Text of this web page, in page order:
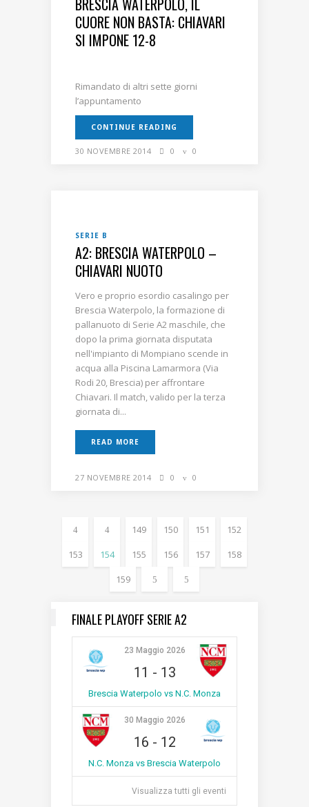
CUORE NON BASTA: CHIAVARI
SI IMPONE 12-8
Rimandato di altri sette giorni
l’appuntamento
CONTINUE READING
30 NOVEMBRE 2014 0 0
SERIE B
A2: BRESCIA WATERPOLO –
CHIAVARI NUOTO
Vero e proprio esordio casalingo per
Brescia Waterpolo, la formazione di
pallanuoto di Serie A2 maschile, che
dopo la prima giornata disputata
nell'impianto di Mompiano scende in
acqua alla Piscina Lamarmora (Via
Rodi 20, Brescia) per affrontare
Chiavari. Il match, valido per la terza
giornata di...
READ MORE
27 NOVEMBRE 2014 0 0
149 150 151
152
153
154 155 156 157
158
159
FINALE PLAYOFF SERIE A2
23 Maggio 2026
11 - 13
Brescia Waterpolo vs N.C. Monza
30 Maggio 2026
16 - 12
N.C. Monza vs Brescia Waterpolo
Visualizza tutti gli eventi